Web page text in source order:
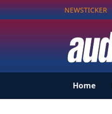
NEWSTICKER
Home